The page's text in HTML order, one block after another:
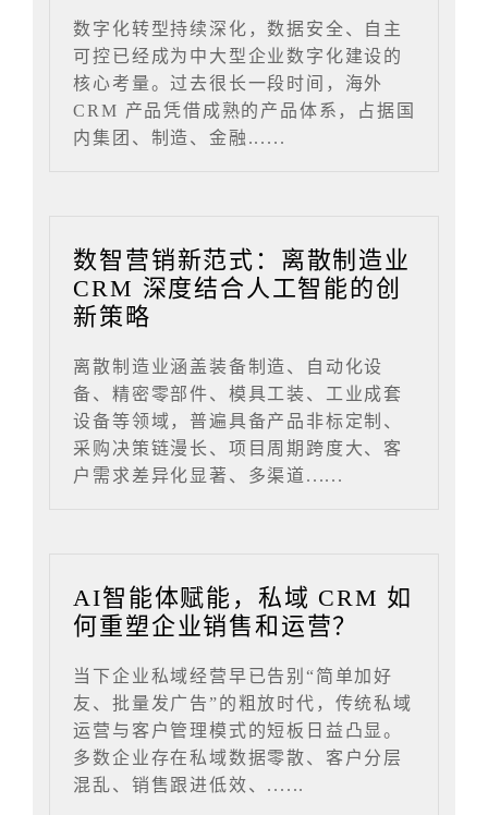
数字化转型持续深化，数据安全、自主
可控已经成为中大型企业数字化建设的
核心考量。过去很长一段时间，海外
CRM 产品凭借成熟的产品体系，占据国
内集团、制造、金融......
数智营销新范式：离散制造业
CRM 深度结合人工智能的创
新策略
离散制造业涵盖装备制造、自动化设
备、精密零部件、模具工装、工业成套
设备等领域，普遍具备产品非标定制、
采购决策链漫长、项目周期跨度大、客
户需求差异化显著、多渠道......
AI智能体赋能，私域 CRM 如
何重塑企业销售和运营？
当下企业私域经营早已告别“简单加好
友、批量发广告”的粗放时代，传统私域
运营与客户管理模式的短板日益凸显。
多数企业存在私域数据零散、客户分层
混乱、销售跟进低效、......